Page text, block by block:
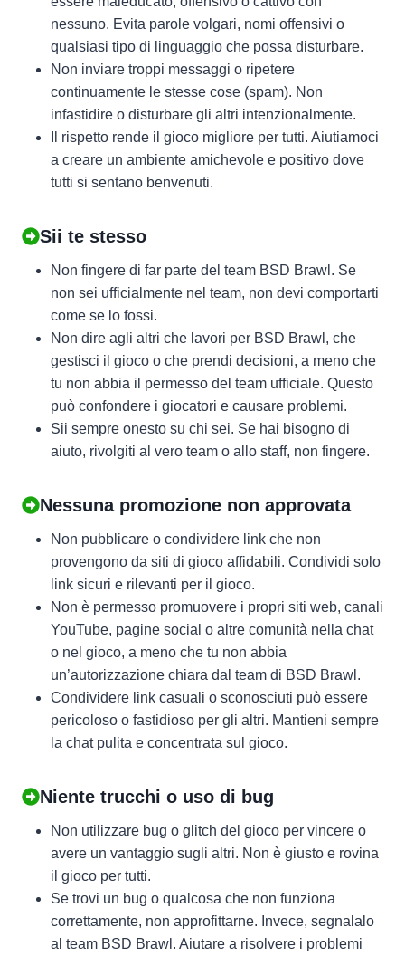
nessuno. Evita parole volgari, nomi offensivi o
qualsiasi tipo di linguaggio che possa disturbare.
Non inviare troppi messaggi o ripetere
continuamente le stesse cose (spam). Non
infastidire o disturbare gli altri intenzionalmente.
Il rispetto rende il gioco migliore per tutti. Aiutiamoci
a creare un ambiente amichevole e positivo dove
tutti si sentano benvenuti.
Sii te stesso
Non fingere di far parte del team BSD Brawl. Se
non sei ufficialmente nel team, non devi comportarti
come se lo fossi.
Non dire agli altri che lavori per BSD Brawl, che
gestisci il gioco o che prendi decisioni, a meno che
tu non abbia il permesso del team ufficiale. Questo
può confondere i giocatori e causare problemi.
Sii sempre onesto su chi sei. Se hai bisogno di
aiuto, rivolgiti al vero team o allo staff, non fingere.
Nessuna promozione non approvata
Non pubblicare o condividere link che non
provengono da siti di gioco affidabili. Condividi solo
link sicuri e rilevanti per il gioco.
Non è permesso promuovere i propri siti web, canali
YouTube, pagine social o altre comunità nella chat
o nel gioco, a meno che tu non abbia
un’autorizzazione chiara dal team di BSD Brawl.
Condividere link casuali o sconosciuti può essere
pericoloso o fastidioso per gli altri. Mantieni sempre
la chat pulita e concentrata sul gioco.
Niente trucchi o uso di bug
Non utilizzare bug o glitch del gioco per vincere o
avere un vantaggio sugli altri. Non è giusto e rovina
il gioco per tutti.
Se trovi un bug o qualcosa che non funziona
correttamente, non approfittarne. Invece, segnalalo
al team BSD Brawl. Aiutare a risolvere i problemi